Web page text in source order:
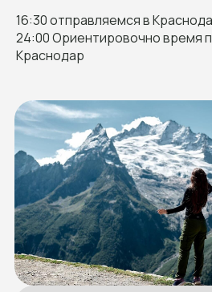
16:30 отправляемся в
24:00 Ориентировочно время
Краснодар